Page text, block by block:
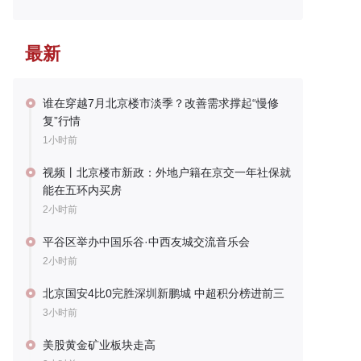
最新
谁在穿越7月北京楼市淡季？改善需求撑起“慢修
复”行情
1小时前
视频丨北京楼市新政：外地户籍在京交一年社保就
能在五环内买房
2小时前
平谷区举办中国乐谷·中西友城交流音乐会
2小时前
北京国安4比0完胜深圳新鹏城 中超积分榜进前三
3小时前
美股黄金矿业板块走高